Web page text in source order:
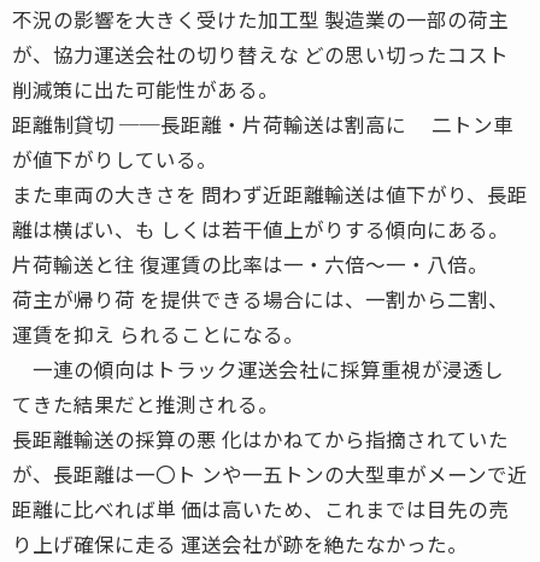
不況の影響を大きく受けた加工型 製造業の一部の荷主
が、協力運送会社の切り替えな どの思い切ったコスト
削減策に出た可能性がある。
距離制貸切 ──長距離・片荷輸送は割高に 二トン車
が値下がりしている。
また車両の大きさを 問わず近距離輸送は値下がり、長距
離は横ばい、も しくは若干値上がりする傾向にある。
片荷輸送と往 復運賃の比率は一・六倍〜一・八倍。
荷主が帰り荷 を提供できる場合には、一割から二割、
運賃を抑え られることになる。
一連の傾向はトラック運送会社に採算重視が浸透し
てきた結果だと推測される。
長距離輸送の採算の悪 化はかねてから指摘されていた
が、長距離は一〇ト ンや一五トンの大型車がメーンで近
距離に比べれば単 価は高いため、これまでは目先の売
り上げ確保に走る 運送会社が跡を絶たなかった。